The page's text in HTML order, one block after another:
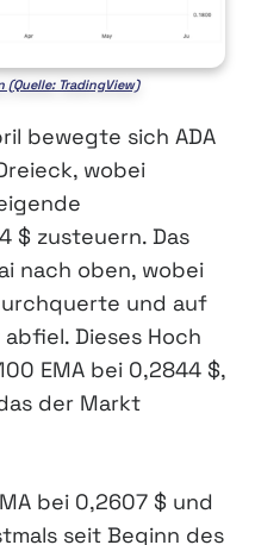
(Quelle: TradingView)
bewegte sich ADA
wobei
$ zusteuern. Das
nach oben, wobei
und auf
Dieses Hoch
EMA bei 0,2844 $,
der Markt
bei 0,2607 $ und
seit Beginn des